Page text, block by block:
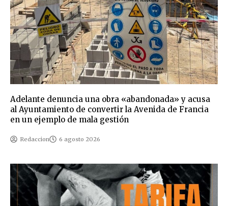
Adelante denuncia una obra «abandonada» y acusa
al Ayuntamiento de convertir la Avenida de Francia
en un ejemplo de mala gestión
Redaccion 6 agosto 2026